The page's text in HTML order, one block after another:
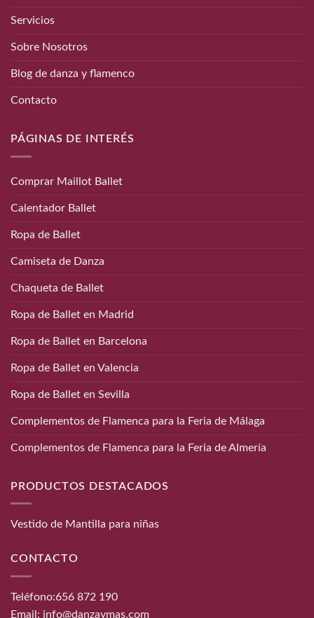
Servicios
Sobre Nosotros
Blog de danza y flamenco
Contacto
PÁGINAS DE INTERÉS
Comprar Maillot Ballet
Calentador Ballet
Ropa de Ballet
Camiseta de Danza
Chaqueta de Ballet
Ropa de Ballet en Madrid
Ropa de Ballet en Barcelona
Ropa de Ballet en Valencia
Ropa de Ballet en Sevilla
Complementos de Flamenca para la Feria de Málaga
Complementos de Flamenca para la Feria de Almería
PRODUCTOS DESTACADOS
Vestido de Mantilla para niñas
CONTACTO
Teléfono:656 872 190
Email: info@danzaymas.com